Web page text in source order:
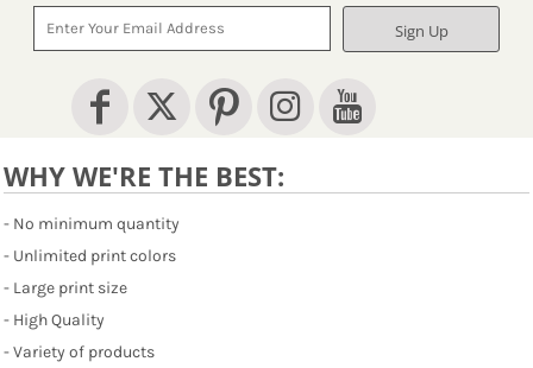
Sign Up
WHY WE'RE THE BEST:
- No minimum quantity
- Unlimited print colors
- Large print size
- High Quality
- Variety of products